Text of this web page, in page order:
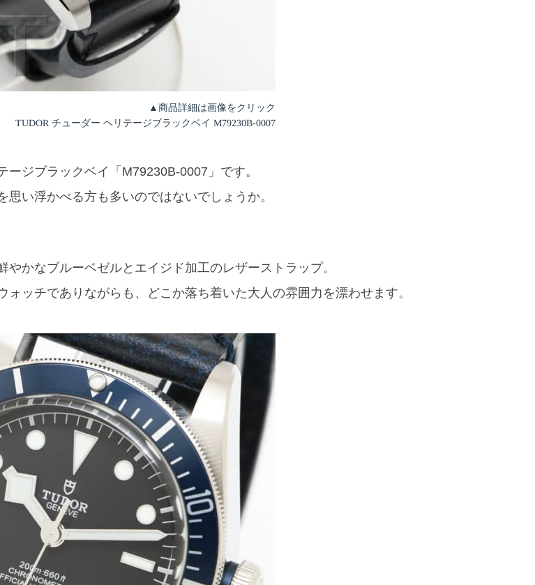
▲商品詳細は画像をクリック
TUDOR チューダー ヘリテージブラックベイ M79230B-0007
ジブラックベイ「M79230B-0007」です。
い浮かべる方も多いのではないでしょうか。
かなブルーベゼルとエイジド加工のレザーストラップ。
ッチでありながらも、どこか落ち着いた大人の雰囲力を漂わせます。